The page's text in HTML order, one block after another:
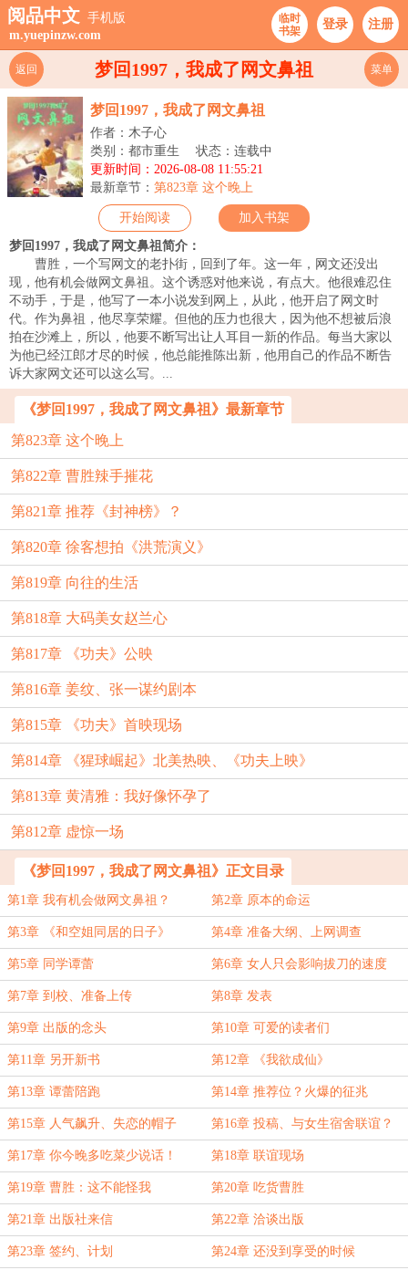
阅品中文 手机版
m.yuepinzw.com
临时
书架
登录 注册
梦回1997，我成了网文鼻祖
返回 菜单
梦回1997，我成了网文鼻祖
作者：木子心
类别：都市重生
状态：连载中
更新时间：2026-08-08 11:55:21
最新章节： 第823章 这个晚上
开始阅读 加入书架
梦回1997，我成了网文鼻祖简介：
曹胜，一个写网文的老扑街，回到了年。这一年，网文还没出
现，他有机会做网文鼻祖。这个诱惑对他来说，有点大。他很难忍住
不动手，于是，他写了一本小说发到网上，从此，他开启了网文时
代。作为鼻祖，他尽享荣耀。但他的压力也很大，因为他不想被后浪
拍在沙滩上，所以，他要不断写出让人耳目一新的作品。每当大家以
为他已经江郎才尽的时候，他总能推陈出新，他用自己的作品不断告
诉大家网文还可以这么写。...
《梦回1997，我成了网文鼻祖》最新章节
第823章 这个晚上
第822章 曹胜辣手摧花
第821章 推荐《封神榜》？
第820章 徐客想拍《洪荒演义》
第819章 向往的生活
第818章 大码美女赵兰心
第817章 《功夫》公映
第816章 姜纹、张一谋约剧本
第815章 《功夫》首映现场
第814章 《猩球崛起》北美热映、《功夫上映》
第813章 黄清雅：我好像怀孕了
第812章 虚惊一场
《梦回1997，我成了网文鼻祖》正文目录
第1章 我有机会做网文鼻祖？ 第2章 原本的命运
第3章 《和空姐同居的日子》 第4章 准备大纲、上网调查
第5章 同学谭蕾 第6章 女人只会影响拔刀的速度
第7章 到校、准备上传 第8章 发表
第9章 出版的念头 第10章 可爱的读者们
第11章 另开新书 第12章 《我欲成仙》
第13章 谭蕾陪跑 第14章 推荐位？火爆的征兆
第15章 人气飙升、失恋的帽子 第16章 投稿、与女生宿舍联谊？
第17章 你今晚多吃菜少说话！ 第18章 联谊现场
第19章 曹胜：这不能怪我 第20章 吃货曹胜
第21章 出版社来信 第22章 洽谈出版
第23章 签约、计划 第24章 还没到享受的时候